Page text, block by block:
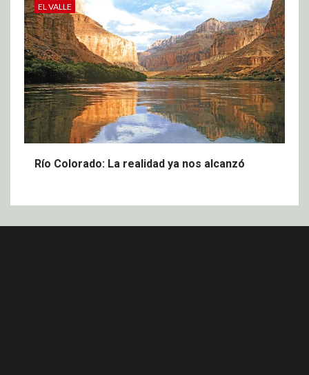
EL VALLE
Río Colorado: La realidad ya nos alcanzó